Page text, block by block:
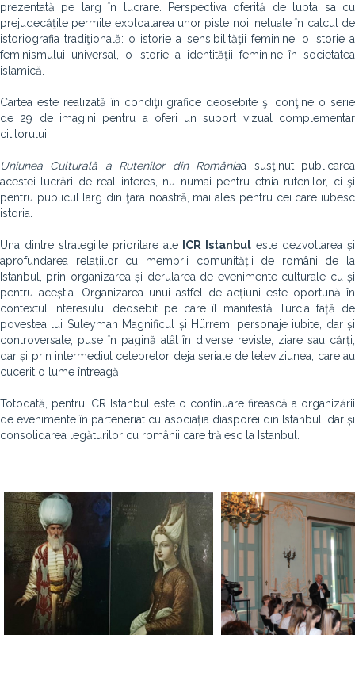
prezentată pe larg în lucrare. Perspectiva oferită de lupta sa cu
prejudecăţile permite exploatarea unor piste noi, neluate în calcul de
istoriografia tradiţională: o istorie a sensibilităţii feminine, o istorie a
feminismului universal, o istorie a identităţii feminine în societatea
islamică.
Cartea este realizată în condiţii grafice deosebite şi conţine o serie
de 29 de imagini pentru a oferi un suport vizual complementar
cititorului.
Uniunea Culturală a Rutenilor din Româniaa susţinut publicarea
acestei lucrări de real interes, nu numai pentru etnia rutenilor, ci şi
pentru publicul larg din ţara noastră, mai ales pentru cei care iubesc
istoria.
Una dintre strategiile prioritare ale ICR Istanbul este dezvoltarea și
aprofundarea relațiilor cu membrii comunității de români de la
Istanbul, prin organizarea și derularea de evenimente culturale cu și
pentru aceștia. Organizarea unui astfel de acțiuni este oportună în
contextul interesului deosebit pe care îl manifestă Turcia față de
povestea lui Suleyman Magnificul și Hürrem, personaje iubite, dar și
controversate, puse în pagină atât în diverse reviste, ziare sau cărți,
dar și prin intermediul celebrelor deja seriale de televiziunea, care au
cucerit o lume întreagă.
Totodată, pentru ICR Istanbul este o continuare firească a organizării
de evenimente în parteneriat cu asociația diasporei din Istanbul, dar și
consolidarea legăturilor cu românii care trăiesc la Istanbul.